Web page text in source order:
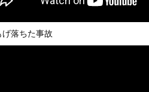
舞雪とかいうＡＶ女優ｗｗｗｗｗｗｗｗｗｗw
落ちた事故